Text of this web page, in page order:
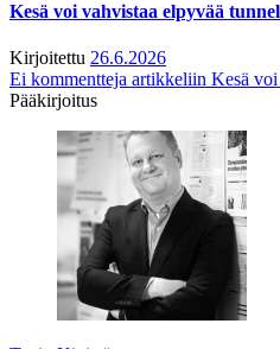
Kesä voi vahvistaa elpyvää
Kirjoitettu 26.6.2026
Ei kommentteja artikkeliin Kesä voi
Pääkirjoitus